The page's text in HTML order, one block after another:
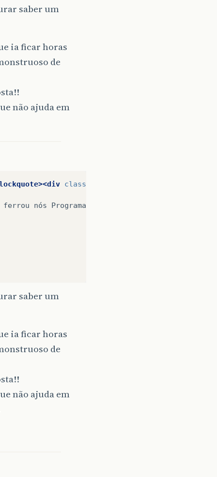
saber um
ia ficar horas
de
não ajuda em
class=
ferrou nós Programadores
saber um
ia ficar horas
de
não ajuda em